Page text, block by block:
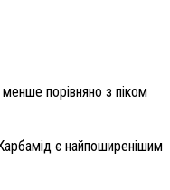
порівняно з піком
є найпоширенішим